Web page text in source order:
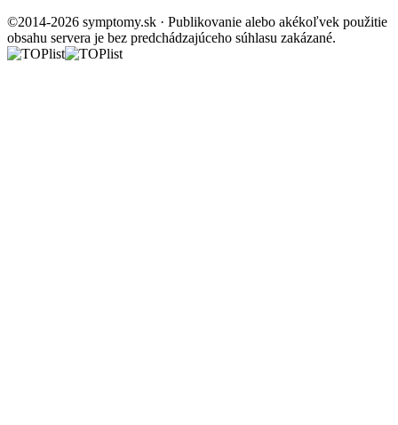
©2014-2026 symptomy.sk · Publikovanie alebo akékoľvek použitie
obsahu servera je bez predchádzajúceho súhlasu zakázané.